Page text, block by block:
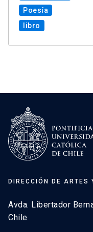
Poesía
libro
DIRECCIÓN DE ARTES
Avda. Libertador
Chile